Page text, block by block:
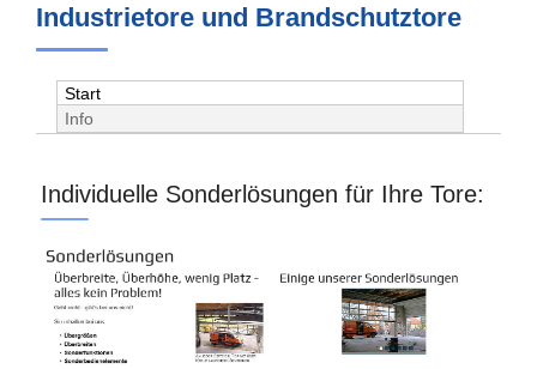
Industrietore und Brandschutztore
Start
Info
Individuelle Sonderlösungen für Ihre Tore: